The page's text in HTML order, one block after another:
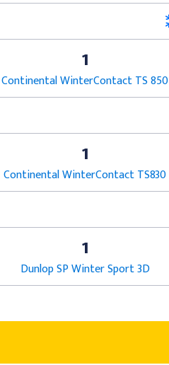
1
Continental WinterContact TS 850
1
Continental WinterContact TS830
1
Dunlop SP Winter Sport 3D